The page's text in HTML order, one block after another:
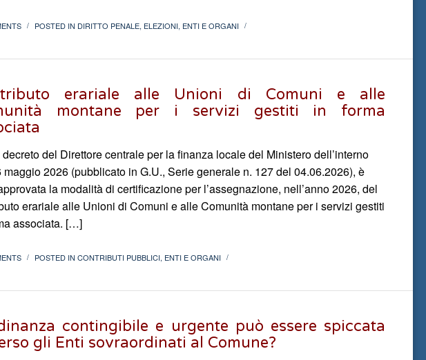
/ POSTED IN DIRITTO PENALE, ELEZIONI, ENTI E ORGANI /
erariale alle Unioni di Comuni e alle
montane per i servizi gestiti in forma
del Direttore centrale per la finanza locale del Ministero dell’interno
maggio 2026 (pubblicato in G.U., Serie generale n. 127 del 04.06.2026), è
la modalità di certificazione per l’assegnazione, nell’anno 2026, del
erariale alle Unioni di Comuni e alle Comunità montane per i servizi gestiti
associata. […]
/ POSTED IN CONTRIBUTI PUBBLICI, ENTI E ORGANI /
contingibile e urgente può essere spiccata
gli Enti sovraordinati al Comune?